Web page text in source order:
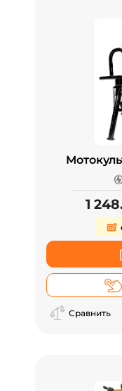
1
Сравнить